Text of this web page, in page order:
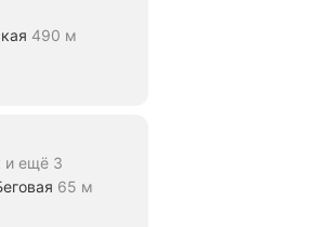
490 м
и ещё 3
65 м